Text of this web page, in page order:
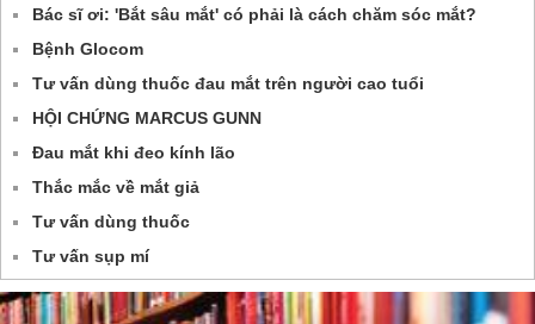
Bác sĩ ơi: 'Bắt sâu mắt' có phải là cách chăm sóc mắt?
Bệnh Glocom
Tư vấn dùng thuốc đau mắt trên người cao tuổi
HỘI CHỨNG MARCUS GUNN
Đau mắt khi đeo kính lão
Thắc mắc về mắt giả
Tư vấn dùng thuốc
Tư vấn sụp mí